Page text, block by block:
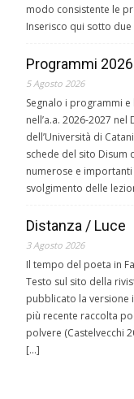
modo consistente le
Inserisco qui sotto
Programmi
5 Agosto 2026
Segnalo i programmi
nell’a.a. 2026-2027
dell’Università di
schede del sito Disum
numerose e
svolgimento delle
Distanza / Luce
3 Agosto 2026
Il tempo del poeta in
Testo sul sito della
pubblicato la versione
più recente raccolta
polvere (Castelvecchi
[…]